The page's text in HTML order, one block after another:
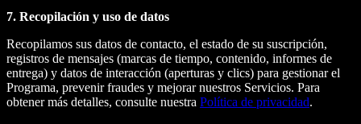
7. Recopilación y uso de datos
Recopilamos sus datos de contacto, el estado de su suscripción,
registros de mensajes (marcas de tiempo, contenido, informes de
entrega) y datos de interacción (aperturas y clics) para gestionar el
Programa, prevenir fraudes y mejorar nuestros Servicios. Para
obtener más detalles, consulte nuestra Política de privacidad.